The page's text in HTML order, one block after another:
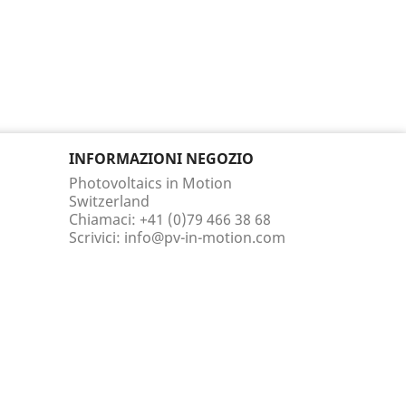
INFORMAZIONI NEGOZIO
Photovoltaics in Motion
Switzerland
Chiamaci: +41 (0)79 466 38 68
Scrivici: info@pv-in-motion.com